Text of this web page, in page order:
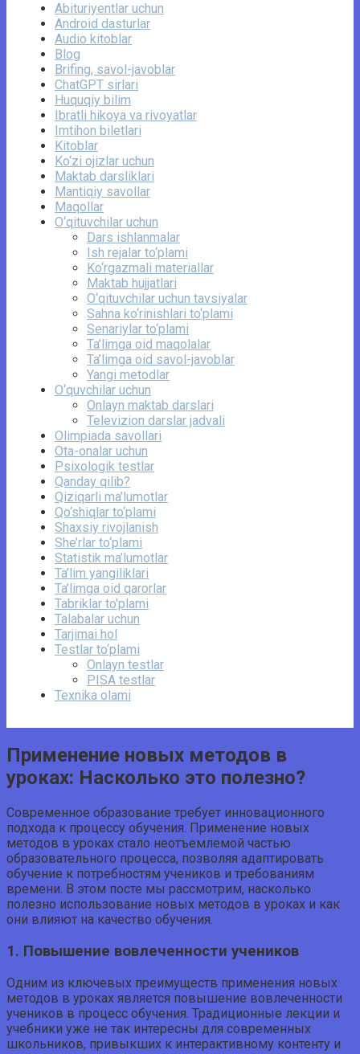
Abituriyentlar uchun
Android dasturlar
Audio kitoblar
Blog
Brifing, savol-javoblar
ChatGPT sirlari
Huquqiy bilim
Ibratli hikoya va rivoyatlar
Imtihon biletlari
Kitoblar
Ko‘zi ojizlar uchun
Maktab darsliklari
Mantiqiy savollar
Maqollar
O‘qituvchilar uchun
Dars ishlanmalar
Ish rejalar to‘plami
Ko‘rgazmali materiallar
Maktab hujjatlari
O‘qituvchilar uchun tavsiyalar
Sahna ko‘rinishlari to‘plami
Senariylar to‘plami
Ta’limga oid maqolalar
Ta’limga oid savol-javoblar
Yangi metodlar
O‘quvchilar uchun
Onlayn maktab darslari
Televizion darslar jadvali
Olimpiada savollari
Ota-onalar uchun
Psixologik testlar
Qanday qilib?
Qiziqarli ma’lumotlar
Qo‘shiqlar to‘plami
Shaxsiy rivojlanish
She’rlar to‘plami
Statistik ma’lumotlar
Ta’lim yangiliklari
Ta’limga oid qarorlar
Tabriklar to'plami
Talabalar uchun
Tarjimai hol
Testlar to‘plami
Onlayn testlar
PISA testlar
Texnika olami
Применение новых методов в
уроках: Насколько это полезно?
Современное образование требует инновационного
подхода к процессу обучения. Применение новых
методов в уроках стало неотъемлемой частью
образовательного процесса, позволяя адаптировать
обучение к потребностям учеников и требованиям
времени. В этом посте мы рассмотрим, насколько
полезно использование новых методов в уроках и как
они влияют на качество обучения.
1. Повышение вовлеченности учеников
Одним из ключевых преимуществ применения новых
методов в уроках является повышение вовлеченности
учеников в процесс обучения. Традиционные лекции и
учебники уже не так интересны для современных
школьников, привыкших к интерактивному контенту и